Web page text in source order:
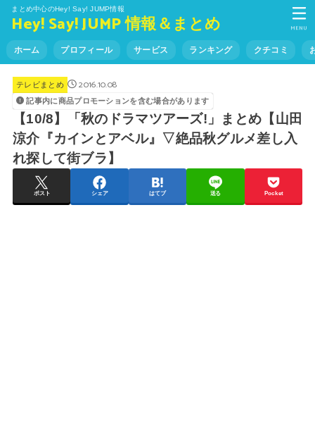
まとめ中心のHey! Say! JUMP情報
Hey! Say! JUMP 情報＆まとめ
ホーム プロフィール サービス ランキング クチコミ
MENU
テレビまとめ 2016.10.08
記事内に商品プロモーションを含む場合があります
【10/8】「秋のドラマツアーズ!」まとめ【山田
涼介『カインとアベル』▽絶品秋グルメ差し入
れ探して街ブラ】
ポスト シェア はてブ 送る Pocket